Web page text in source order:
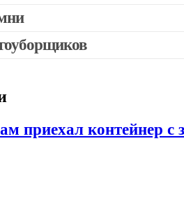
другие
приехал контейнер с